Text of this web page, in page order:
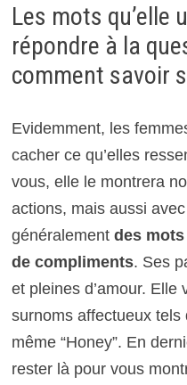
Les mots qu’elle
répondre à la
comment savoir
Evidemment, les
cacher ce qu’elles
vous, elle le montrera
actions, mais aussi
généralement des
de compliments. Ses
et pleines d’amour. Elle
surnoms affectueux tels
même “Honey”. En
rester là pour vous